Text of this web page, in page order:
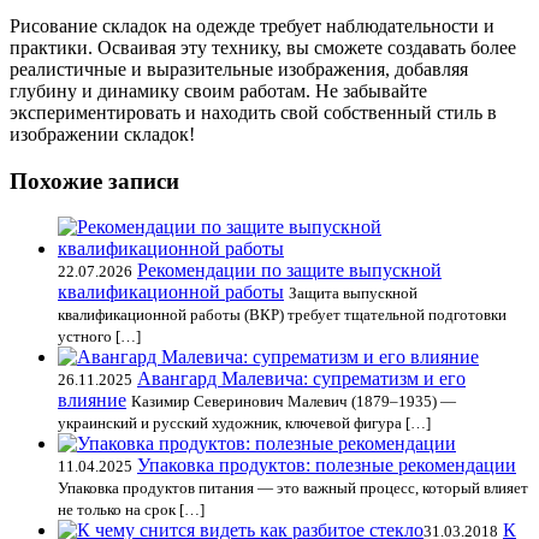
Рисование складок на одежде требует наблюдательности и
практики. Осваивая эту технику, вы сможете создавать более
реалистичные и выразительные изображения, добавляя
глубину и динамику своим работам. Не забывайте
экспериментировать и находить свой собственный стиль в
изображении складок!
Похожие записи
22.07.2026 Рекомендации по защите выпускной
квалификационной работы Защита выпускной
квалификационной работы (ВКР) требует тщательной подготовки
устного […]
26.11.2025 Авангард Малевича: супрематизм и его
влияние Казимир Северинович Малевич (1879–1935) —
украинский и русский художник, ключевой фигура […]
11.04.2025 Упаковка продуктов: полезные рекомендации
Упаковка продуктов питания — это важный процесс, который влияет
не только на срок […]
31.03.2018 К